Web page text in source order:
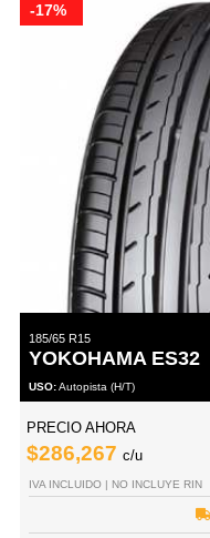
-17%
185/65 R15
YOKOHAMA ES32
USO:Autopista (H/T)
PRECIO AHORA
$286,267 c/u
IVA INCLUIDO | NO INCLUYE RIN